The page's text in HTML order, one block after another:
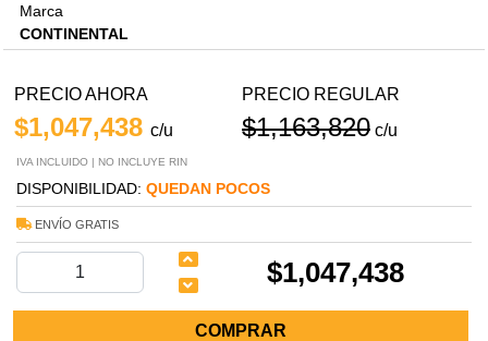
Marca
CONTINENTAL
PRECIO AHORA
$1,047,438 c/u
PRECIO REGULAR
$1,163,820 c/u
IVA INCLUIDO | NO INCLUYE RIN
DISPONIBILIDAD: QUEDAN POCOS
ENVÍO GRATIS
$1,047,438
COMPRAR